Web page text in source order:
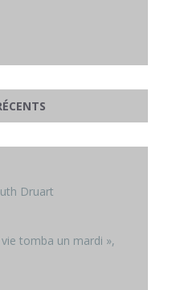
Druart
tomba un mardi »,